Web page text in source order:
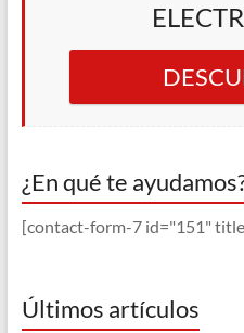
¿En qué te
[contact-form-7 id="151"
Últimos artículos